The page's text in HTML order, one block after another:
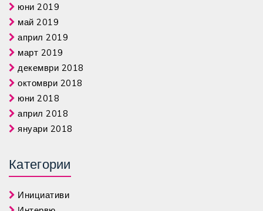
юни 2019
май 2019
април 2019
март 2019
декември 2018
октомври 2018
юни 2018
април 2018
януари 2018
Категории
Инициативи